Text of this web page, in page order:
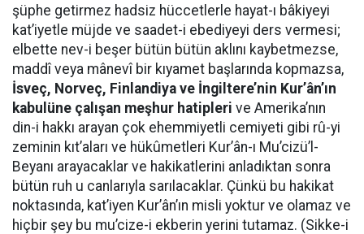
şüphe getirmez hadsiz hüccetlerle hayat-ı bâkiyeyi
kat’iyetle müjde ve saadet-i ebediyeyi ders vermesi;
elbette nev-i beşer bütün bütün aklını kaybetmezse,
maddî veya mânevî bir kıyamet başlarında kopmazsa,
İsveç, Norveç, Finlandiya ve İngiltere’nin Kur’ân’ın
kabulüne çalışan meşhur hatipleri ve Amerika’nın
din-i hakkı arayan çok ehemmiyetli cemiyeti gibi rû-yi
zeminin kıt’aları ve hükûmetleri Kur’ân-ı Mu’cizü’l-
Beyanı arayacaklar ve hakikatlerini anladıktan sonra
bütün ruh u canlarıyla sarılacaklar. Çünkü bu hakikat
noktasında, kat’iyen Kur’ân’ın misli yoktur ve olamaz ve
hiçbir şey bu mu’cize-i ekberin yerini tutamaz. (Sikke-i